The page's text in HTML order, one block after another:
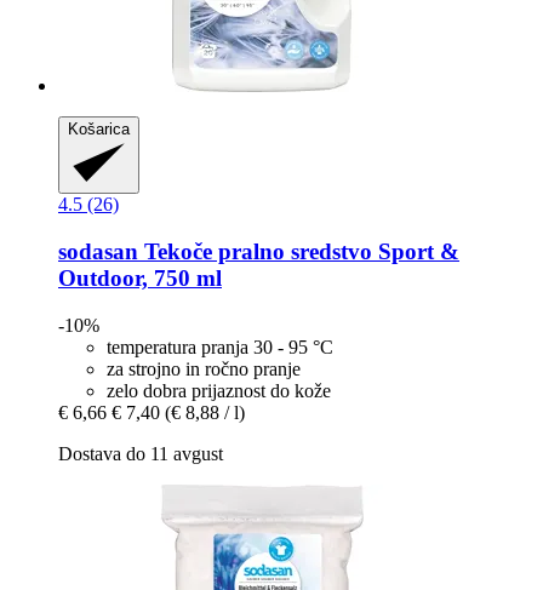
Košarica
4.5 (26)
sodasan Tekoče pralno sredstvo Sport &
Outdoor, 750 ml
-10%
temperatura pranja 30 - 95 °C
za strojno in ročno pranje
zelo dobra prijaznost do kože
€ 6,66 € 7,40 (€ 8,88 / l)
Dostava do 11 avgust